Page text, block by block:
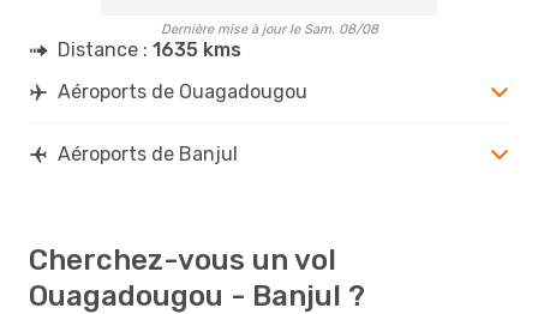
Dernière mise à jour le Sam. 08/08
Distance : 1635 kms
Aéroports de Ouagadougou
Aéroports de Banjul
Cherchez-vous un vol
Ouagadougou - Banjul ?